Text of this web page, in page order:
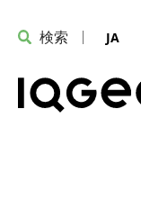
検索 JA